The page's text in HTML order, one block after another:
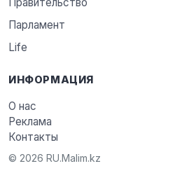
Правительство
Парламент
Life
ИНФОРМАЦИЯ
О нас
Реклама
Контакты
© 2026 RU.Malim.kz